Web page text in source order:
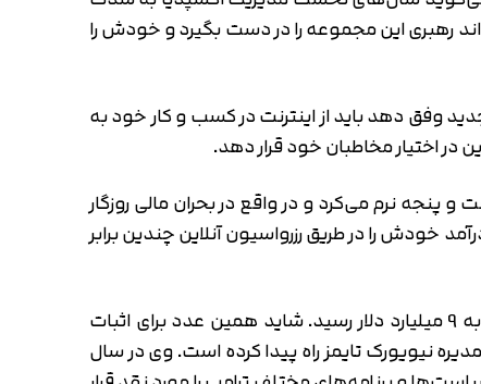
رهبری این مجموعه را در دست بگیرد و خودش را
وفق دهد باید از اینترنت در کسب و کار خود به
نرم می‌کرد و در واقع در بحران مالی روزگار
خودش را در بیش از 60 کشور جهان توسعه دهد و درآمد خودش را در طریق رزرواسیون آنلاین چندین برابر
درآمد این مجموعه در ابتدای دوره مدیریت دارا حدود 2 میلیارد دلار اعلام می‌شد ولی در دوران مدیریت او این درآمد به 9 میلیارد دلار رسید. شاید همین عدد برای اثبات
به هیئت مدیره نیویورک تایمز راه پیدا کرده است. وی در سال